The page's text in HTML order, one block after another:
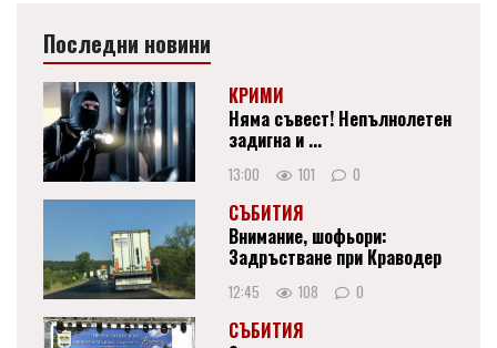
Последни новини
КРИМИ
Няма съвест! Непълнолетен
задигна и ...
13:00 101 0
СЪБИТИЯ
Внимание, шофьори:
Задръстване при Краводер
12:45 108 0
СЪБИТИЯ